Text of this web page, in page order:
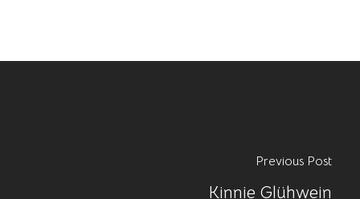
Previous Post
Kinnie Glühwein